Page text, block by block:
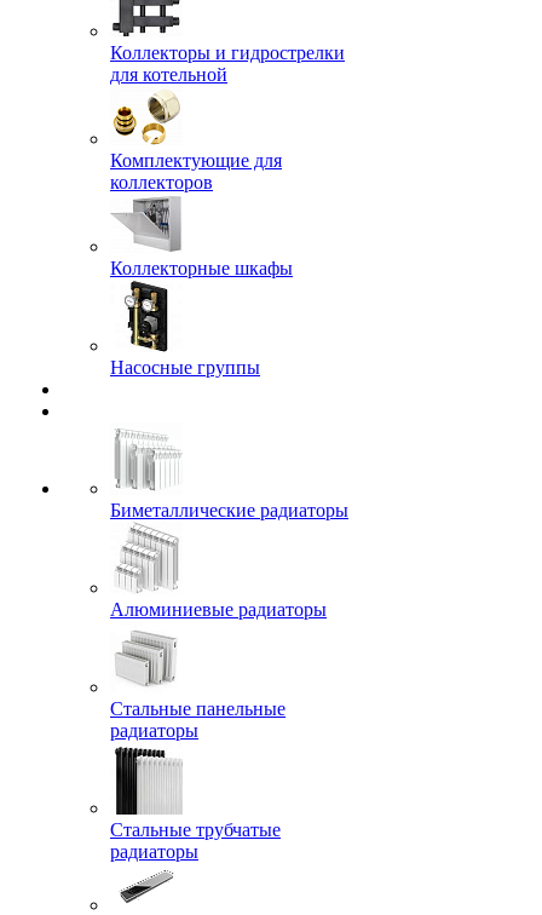
Коллекторы и гидрострелки
для котельной
Комплектующие для
коллекторов
Коллекторные шкафы
Насосные группы
Биметаллические радиаторы
Алюминиевые радиаторы
Стальные панельные
радиаторы
Стальные трубчатые
радиаторы